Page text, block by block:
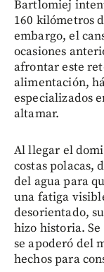
Bartlomiej
160 kilómetros
embargo, el
ocasiones
afrontar este
alimentación,
especializados
altamar.
Al llegar el
costas polacas,
del agua para
una fatiga
desorientado,
hizo historia.
se apoderó del
hechos para